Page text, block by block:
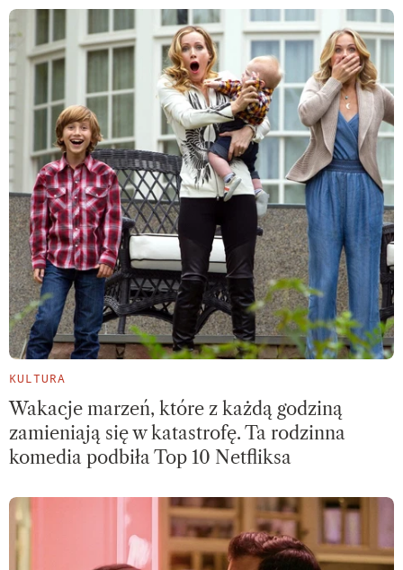
KULTURA
Wakacje marzeń, które z każdą godziną
zamieniają się w katastrofę. Ta rodzinna
komedia podbiła Top 10 Netfliksa